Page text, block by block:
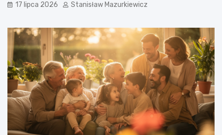
17 lipca 2026 Stanisław Mazurkiewicz